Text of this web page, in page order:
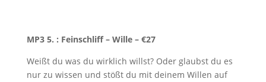
MP3 5. : Feinschliff – Wille– €27
Weißt du was du wirklich willst? Oder glaubst du es
nur zu wissen und stößt du mit deinem Willen auf